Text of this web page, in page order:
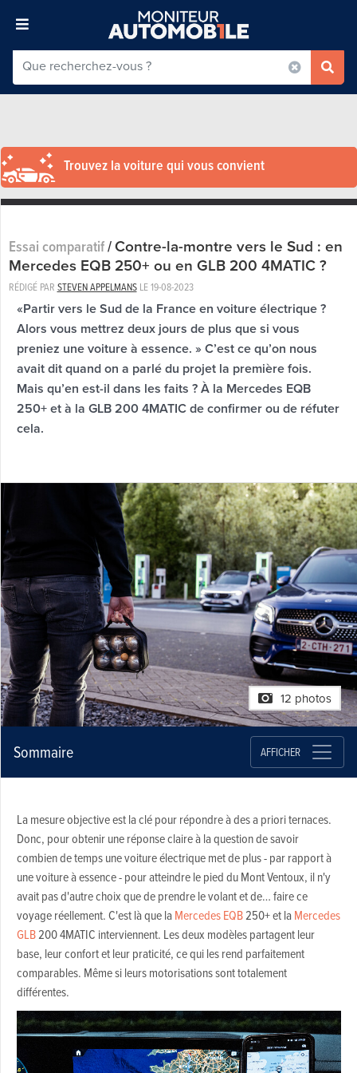
Trouvez la voiture qui vous convient
Essai comparatif/Contre-la-montre vers le Sud : en
Mercedes EQB 250+ ou en GLB 200 4MATIC ?
RÉDIGÉ PAR STEVEN APPELMANSLE19-08-2023
«Partir vers le Sud de la France en voiture électrique ?
Alors vous mettrez deux jours de plus que si vous
preniez une voiture à essence. » C’est ce qu’on nous
avait dit quand on a parlé du projet la première fois.
Mais qu’en est-il dans les faits ? À la Mercedes EQB
250+ et à la GLB 200 4MATIC de confirmer ou de réfuter
cela.
12 photos
Sommaire AFFICHER
La mesure objective est la clé pour répondre à des a priori ternaces.
Donc, pour obtenir une réponse claire à la question de savoir
combien de temps une voiture électrique met de plus - par rapport à
une voiture à essence - pour atteindre le pied du Mont Ventoux, il n'y
avait pas d'autre choix que de prendre le volant et de… faire ce
voyage réellement. C'est là que laMercedes EQB250+ et laMercedes
GLB200 4MATIC interviennent. Les deux modèles partagent leur
base, leur confort et leur praticité, ce qui les rend parfaitement
comparables. Même si leurs motorisations sont totalement
différentes.